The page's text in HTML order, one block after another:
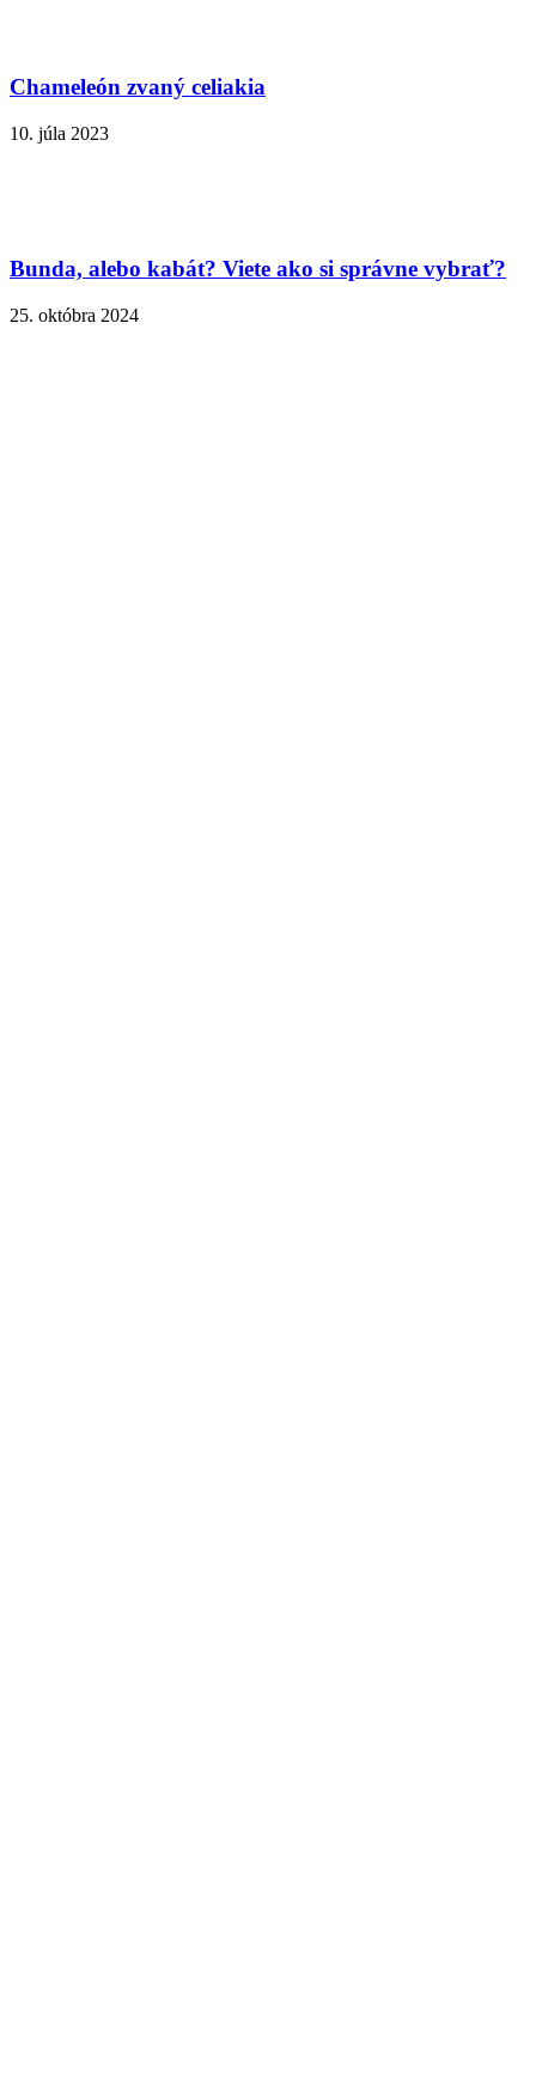
Chameleón zvaný celiakia
10. júla 2023
Bunda, alebo kabát? Viete ako si správne vybrať?
25. októbra 2024